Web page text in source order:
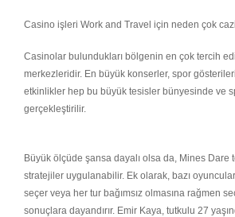
Casino işleri Work and Travel için neden çok
Casinolar bulundukları bölgenin en çok tercih
merkezleridir. En büyük konserler, spor
etkinlikler hep bu büyük tesisler bünyesinde ve
gerçekleştirilir.
Büyük ölçüde şansa dayalı olsa da, Mines Dare
stratejiler uygulanabilir. Ek olarak, bazı
seçer veya her tur bağımsız olmasına rağmen
sonuçlara dayandırır. Emir Kaya, tutkulu 27